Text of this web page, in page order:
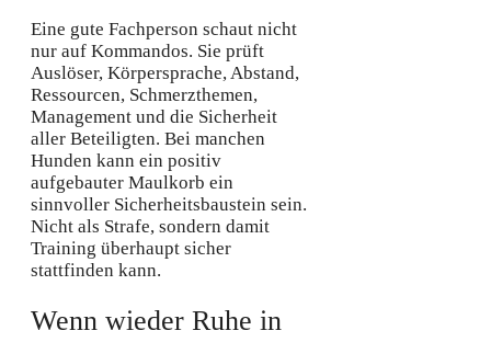
Eine gute Fachperson schaut nicht
nur auf Kommandos. Sie prüft
Auslöser, Körpersprache, Abstand,
Ressourcen, Schmerzthemen,
Management und die Sicherheit
aller Beteiligten. Bei manchen
Hunden kann ein positiv
aufgebauter Maulkorb ein
sinnvoller Sicherheitsbaustein sein.
Nicht als Strafe, sondern damit
Training überhaupt sicher
stattfinden kann.
Wenn wieder Ruhe in